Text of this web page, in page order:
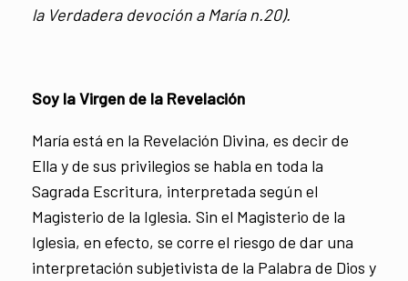
la Verdadera devoción a María n.20).
Soy la Virgen de la Revelación
María está en la Revelación Divina, es decir de
Ella y de sus privilegios se habla en toda la
Sagrada Escritura, interpretada según el
Magisterio de la Iglesia. Sin el Magisterio de la
Iglesia, en efecto, se corre el riesgo de dar una
interpretación subjetivista de la Palabra de Dios y